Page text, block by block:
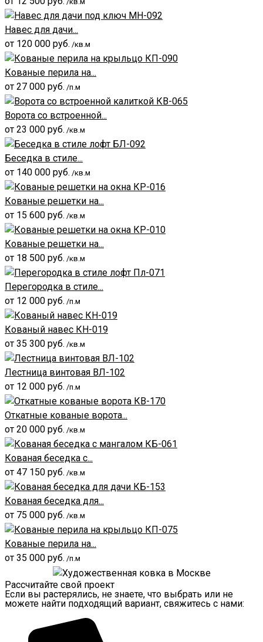
Навес для дачи...
от 120 000 руб. /кв.м
Кованые перила на...
от 27 000 руб. /п.м
Ворота со встроенной...
от 23 000 руб. /кв.м
Беседка в стиле...
от 140 000 руб. /кв.м
Кованые решетки на...
от 15 600 руб. /кв.м
Кованые решетки на...
от 18 500 руб. /кв.м
Перегородка в стиле...
от 12 000 руб. /п.м
Кованый навес КН-019
от 35 300 руб. /кв.м
Лестница винтовая ВЛ-102
от 12 000 руб. /п.м
Откатные кованые ворота...
от 20 000 руб. /кв.м
Кованая беседка с...
от 47 150 руб. /кв.м
Кованая беседка для...
от 75 000 руб. /кв.м
Кованые перила на...
от 35 000 руб. /п.м
Рассчитайте свой проект
Если вы растерялись, не знаете, что выбрать или не
можете найти подходящий вариант, свяжитесь с нами: